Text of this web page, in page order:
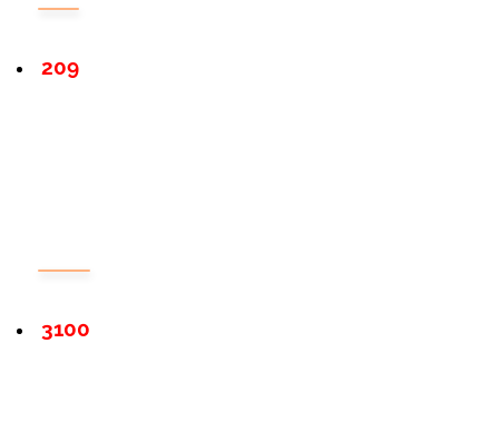
209
3100